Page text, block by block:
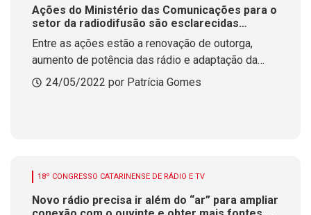
Ações do Ministério das Comunicações para o
setor da radiodifusão são esclarecidas
durante Congresso da ACAERT
Entre as ações estão a renovação de outorga,
aumento de potência das rádio e adaptação da
outorga para migrar o do AM pra FM
24/05/2022 por Patrícia Gomes
18º CONGRESSO CATARINENSE DE RÁDIO E TV
Novo rádio precisa ir além do “ar” para ampliar